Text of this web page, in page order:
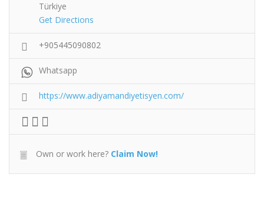
Türkiye
Get Directions
+905445090802
Whatsapp
https://www.adiyamandiyetisyen.com/
Own or work here? Claim Now!